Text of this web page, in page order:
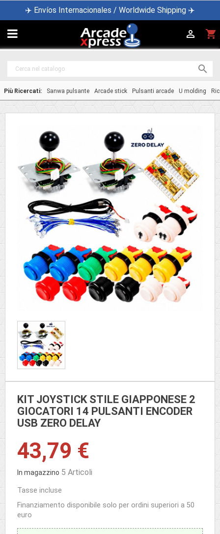
✈️ Envíos Internacionales / Worldwide Shipping ✈️
 shopping_cart


Più Ricercati: Sanwa pulsante Arcade stick Pulsanti arcade U molding
KIT JOYSTICK STILE GIAPPONESE 2
GIOCATORI 14 PULSANTI ENCODER
USB ZERO DELAY
43,79 €
In magazzino 5 Articoli
Tasse incluse
Finanziamento disponibile solo per ordini superiori a 50
euro